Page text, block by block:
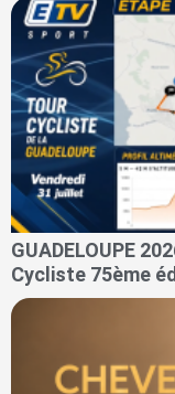
GUADELOUPE
Cycliste 75ème